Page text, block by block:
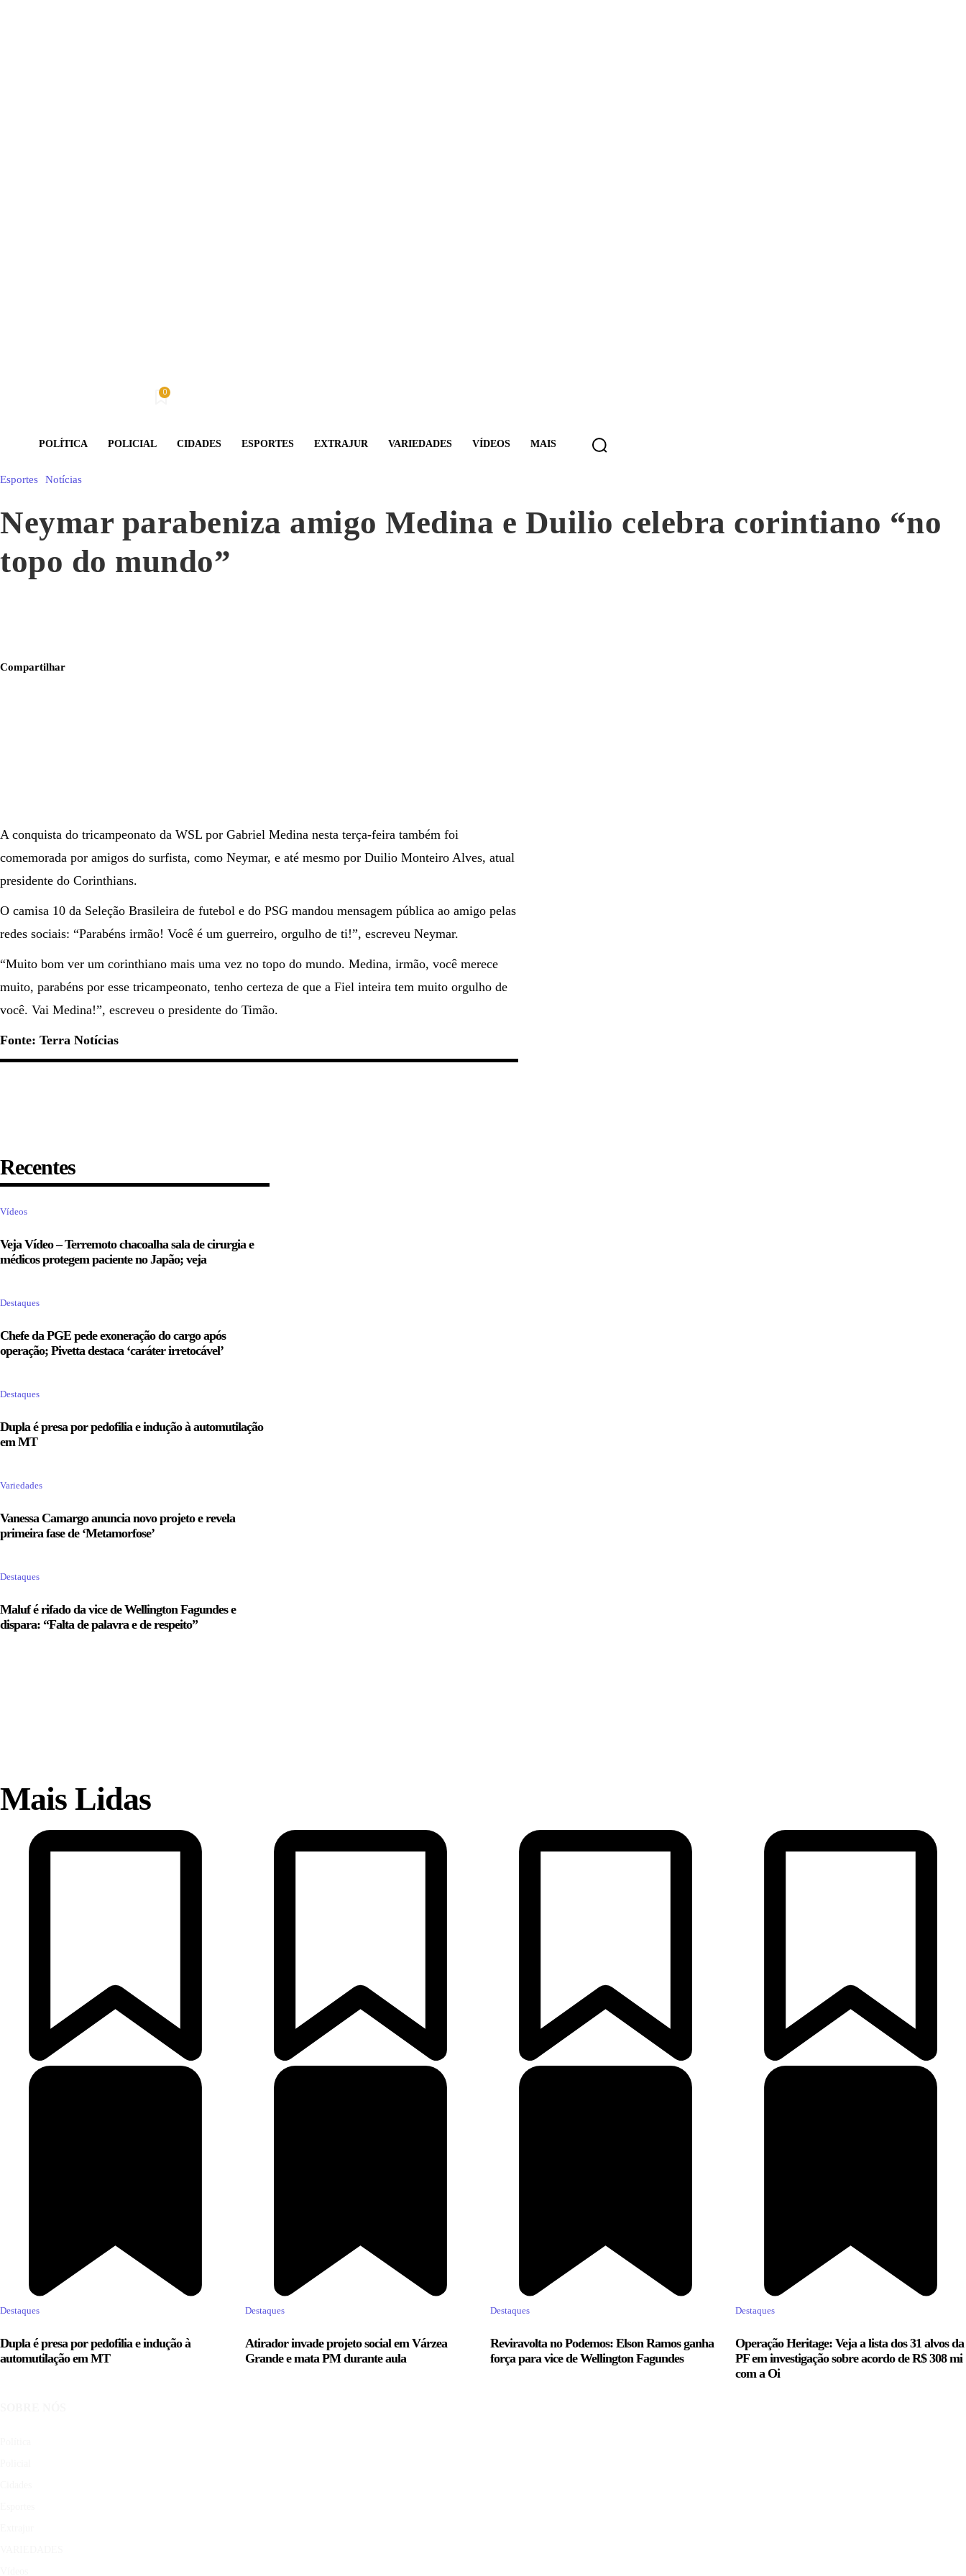
0
POLÍTICA POLICIAL CIDADES ESPORTES EXTRAJUR VARIEDADES VÍDEOS MAIS
Esportes Notícias
Neymar parabeniza amigo Medina e Duilio celebra corintiano “no
topo do mundo”
Compartilhar
A conquista do tricampeonato da WSL por Gabriel Medina nesta terça-feira também foi
comemorada por amigos do surfista, como Neymar, e até mesmo por Duilio Monteiro Alves, atual
presidente do Corinthians.
O camisa 10 da Seleção Brasileira de futebol e do PSG mandou mensagem pública ao amigo pelas
redes sociais: “Parabéns irmão! Você é um guerreiro, orgulho de ti!”, escreveu Neymar.
“Muito bom ver um corinthiano mais uma vez no topo do mundo. Medina, irmão, você merece
muito, parabéns por esse tricampeonato, tenho certeza de que a Fiel inteira tem muito orgulho de
você. Vai Medina!”, escreveu o presidente do Timão.
Fonte: Terra Notícias
Recentes
Vídeos
Veja Vídeo – Terremoto chacoalha sala de cirurgia e
médicos protegem paciente no Japão; veja
Destaques
Chefe da PGE pede exoneração do cargo após
operação; Pivetta destaca ‘caráter irretocável’
Destaques
Dupla é presa por pedofilia e indução à automutilação
em MT
Variedades
Vanessa Camargo anuncia novo projeto e revela
primeira fase de ‘Metamorfose’
Destaques
Maluf é rifado da vice de Wellington Fagundes e
dispara: “Falta de palavra e de respeito”
Mais Lidas
Destaques
Dupla é presa por pedofilia e indução à
automutilação em MT
Destaques
Atirador invade projeto social em Várzea
Grande e mata PM durante aula
Destaques
Reviravolta no Podemos: Elson Ramos ganha
força para vice de Wellington Fagundes
Destaques
Operação Heritage: Veja a lista dos 31 alvos da
PF em investigação sobre acordo de R$ 308 mi
com a Oi